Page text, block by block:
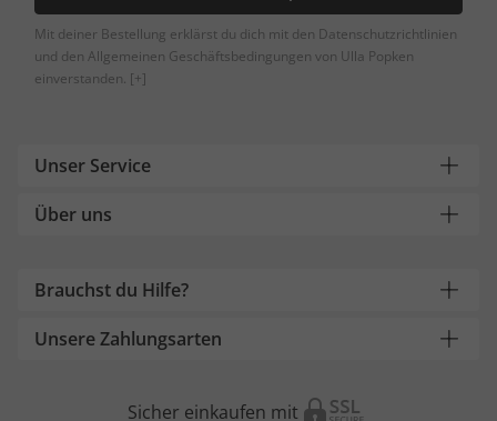
Mit deiner Bestellung erklärst du dich mit den Datenschutzrichtlinien
und den Allgemeinen Geschäftsbedingungen von Ulla Popken
einverstanden. [+]
Unser Service
Über uns
Brauchst du Hilfe?
Unsere Zahlungsarten
Sicher einkaufen mit